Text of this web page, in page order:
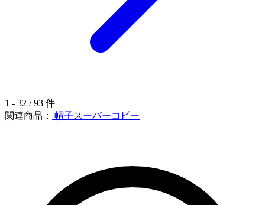
1 - 32 / 93 件
関連商品：
帽子スーパーコピー